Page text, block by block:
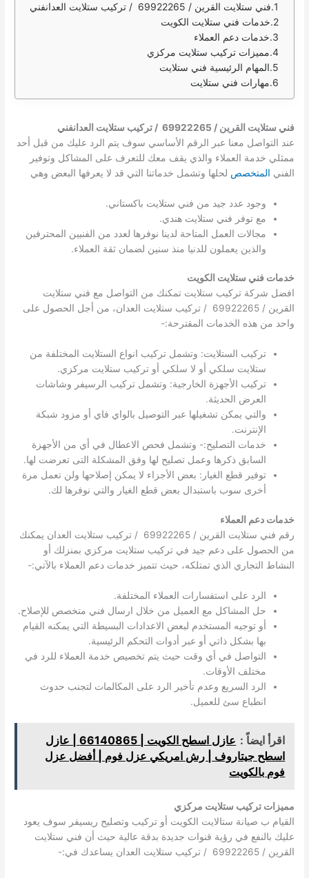
فني ستلايت القرين / 69922265 / تركيب ستلايت العدانفني
خدمات فني ستلايت الكويت
خدمات دعم العملاء
مميزات تركيب ستلايت مركزي
المهام الرئيسية فني ستلايت
مهارات فني ستلايت
فني ستلايت القرين / 69922265 / تركيب ستلايت العدانفني
عند التواصل معنا عبر الرقم الأساسي سوف يتم الرد عليك من قبل أحد
ممثلي خدمة العملاء والذي يقف معك للتعرف على المشاكل وتوفير
الفني المتخصص لحلها وتشمل خدماتنا التي قد لا يعرفها البعض وهي
وجود عدد جيد من فني ستلايت باكستاني.
مع توفر فني ستلايت هندي.
مجالات العمل المتاحة لدينا نوفرها لعدد من الفنيين المحترفين
والذين يعملون للدنيا منذ سنين لضمان ثقة العملاء.
خدمات فني ستلايت الكويت
افضل شركة تركيب ستلايت تمكنك من التواصل مع فني ستلايت
القرين / 69922265 / تركيب ستلايت العدان، من أجل الحصول على
واحد من هذه الخدمات المقترحة:-
تركيب الستلايت: وتشمل تركيب انواع الستلايت المختلفة من
ستلايت سلكي أو لا سلكي أو تركيب ستلايت مركزي.
تركيب الأجهزة الخارجية: وتشمل تركيب الرسيفر وشاشات
العرض الحديثة.
والتي يمكن تشغيلها عبر التوصيل بالواي فاي أو مزود شبكة
الإنترنت.
خدمات التصليح:- وتشمل فحص الاعطال في أي من الأجهزة
السابق ذكرها وعمل تصليح لها وفق المشكلة التى تعرضت لها.
توفير قطع الغيار: بعض الأجزاء لا يمكن إصلاحها ولن تعمل مرة
أخرى سوب باستبدال بعض قطع الغيار والتي نوفرها لك.
خدمات دعم العملاء
رقم فني ستلايت القرين / 69922265 / تركيب ستلايت العدان يمكنك
من الحصول على دعم جيد في تركيب ستلايت مركزي بمنزلك أو
النشاط التجاري الذي تمتلكه، حيث تتميز خدمات دعم العملاء بالآتي:-
الرد على استفسارات العملاء المختلفة.
حل المشاكل مع العميل من خلال ارسال فني متخصص للإصلاح.
أو توجيه المستخدم لبعض الاعدادات البسيطة التي يمكنه القيام
بها بشكل ذاتي أو عبر أدوات التحكم الرئيسية.
التواصل في أي وقت حيث يتم تخصيص خدمة العملاء للرد في
مختلف الأوقات.
الرد السريع وعدم تأخير الرد على المكالمات لتجنب حدوث
انطباع سئ للعميل.
اقرأ ايضاً :
عازل اسطح الكويت | 66140865 | عازل
اسطح جيتاروف | رش امريكي عزل فوم | أفضل عزل
فوم بالكويت
مميزات تركيب ستلايت مركزي
القيام ب صيانة ستالايت الكويت أو تركيب وتصليح ريسيفر سوف يعود
عليك بالنفع في رؤية قنوات جديدة بدقة عالية حيث أن فني ستلايت
القرين / 69922265 / تركيب ستلايت العدان يساعدك في:-